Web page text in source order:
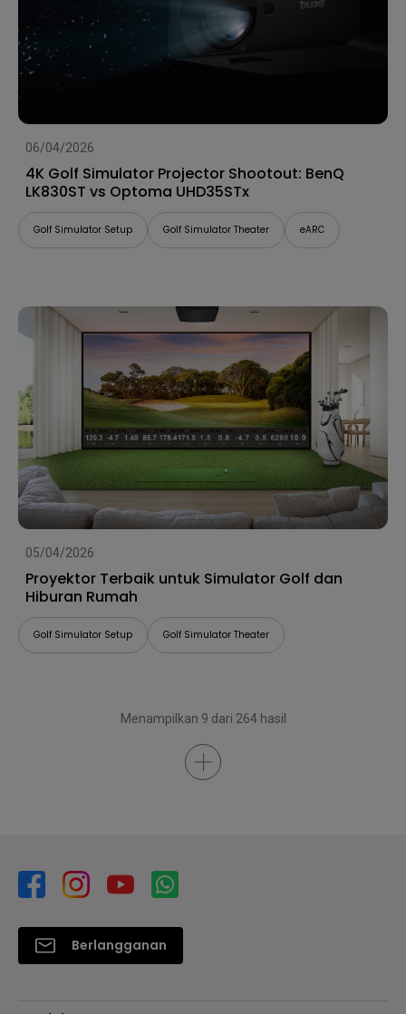
06/04/2026
4K Golf Simulator Projector Shootout: BenQ
LK830ST vs Optoma UHD35STx
Golf Simulator Setup Golf Simulator Theater eARC
05/04/2026
Proyektor Terbaik untuk Simulator Golf dan
Hiburan Rumah
Golf Simulator Setup Golf Simulator Theater
Menampilkan 9 dari 264 hasil
Berlangganan